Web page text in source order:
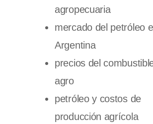
agropecuaria
mercado del petróleo
Argentina
precios del
agro
petróleo y costos de
producción agrícola